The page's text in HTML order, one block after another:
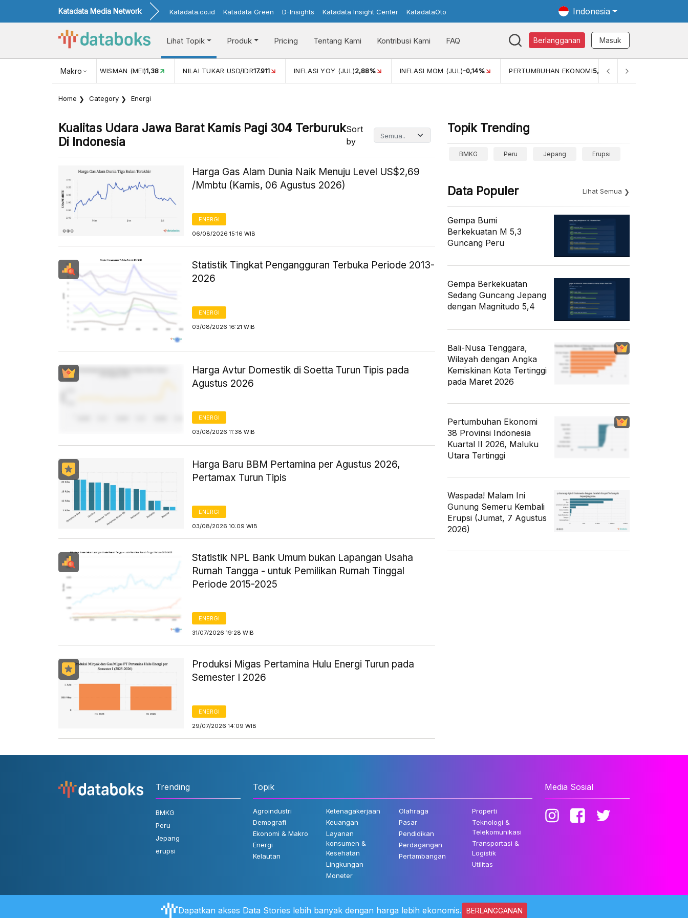
Katadata Media Network Katadata.co.id Katadata Green D-Insights Katadata Insight Center KatadataOto Indonesia
Lihat Topik Produk Pricing Tentang Kami Kontribusi Kami FAQ Berlangganan Masuk
Makro
KUNJUNGAN WISMAN (MEI)1,38 NILAI TUKAR USD/IDR17.911 INFLASI YOY (JUL)2,88% INFLASI MOM (JUL)-0,14% PERTUMBUHAN EKONOMI5,11%
Home Category Energi
Kualitas Udara Jawa Barat Kamis Pagi 304 Terburuk
Di Indonesia
Sort
by
Harga Gas Alam Dunia Naik Menuju Level US$2,69
/Mmbtu (Kamis, 06 Agustus 2026)
ENERGI
06/08/2026 15:16 WIB
Statistik Tingkat Pengangguran Terbuka Periode 2013-
2026
ENERGI
03/08/2026 16:21 WIB
Harga Avtur Domestik di Soetta Turun Tipis pada
Agustus 2026
ENERGI
03/08/2026 11:38 WIB
Harga Baru BBM Pertamina per Agustus 2026,
Pertamax Turun Tipis
ENERGI
03/08/2026 10:09 WIB
Statistik NPL Bank Umum bukan Lapangan Usaha
Rumah Tangga - untuk Pemilikan Rumah Tinggal
Periode 2015-2025
ENERGI
31/07/2026 19:28 WIB
Produksi Migas Pertamina Hulu Energi Turun pada
Semester I 2026
ENERGI
29/07/2026 14:09 WIB
Topik Trending
BMKG Peru Jepang Erupsi
Data Populer Lihat Semua
Gempa Bumi
Berkekuatan M 5,3
Guncang Peru
Gempa Berkekuatan
Sedang Guncang Jepang
dengan Magnitudo 5,4
Bali-Nusa Tenggara,
Wilayah dengan Angka
Kemiskinan Kota Tertinggi
pada Maret 2026
Pertumbuhan Ekonomi
38 Provinsi Indonesia
Kuartal II 2026, Maluku
Utara Tertinggi
Waspada! Malam Ini
Gunung Semeru Kembali
Erupsi (Jumat, 7 Agustus
2026)
Trending
BMKG
Peru
Jepang
erupsi
Topik
Agroindustri
Demografi
Ekonomi & Makro
Energi
Kelautan
Ketenagakerjaan
Keuangan
Layanan
konsumen &
Kesehatan
Lingkungan
Moneter
Olahraga
Pasar
Pendidikan
Perdagangan
Pertambangan
Properti
Teknologi &
Telekomunikasi
Transportasi &
Logistik
Utilitas
Media Sosial
Aturan Pengguna FAQ Hubungi Kami ©2022 Katadata. Hak cipta dilindungi Undang-undang.
Dapatkan akses Data Stories lebih banyak dengan harga lebih ekonomis. BERLANGGANAN